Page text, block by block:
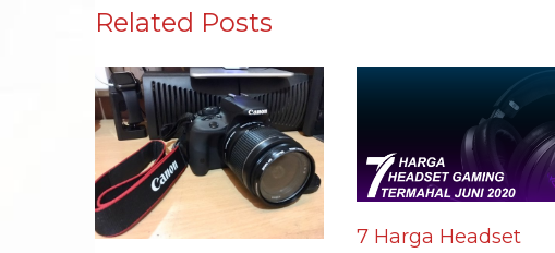
Related Posts
7 Harga Headset